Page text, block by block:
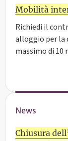
Mobilità
Richiedi il
alloggio per la
massimo di 10
News
Chiusura